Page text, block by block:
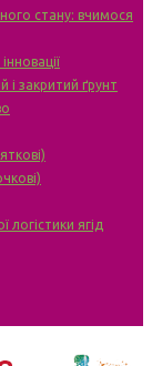
стану: вчимося
і закритий ґрунт
ягід